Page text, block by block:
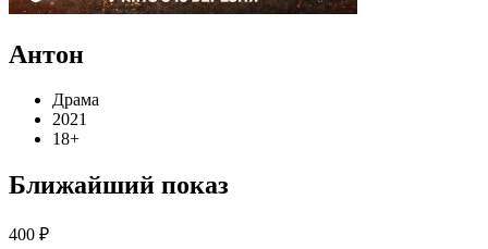
Антон
Драма
2021
18+
Ближайший показ
400 ₽